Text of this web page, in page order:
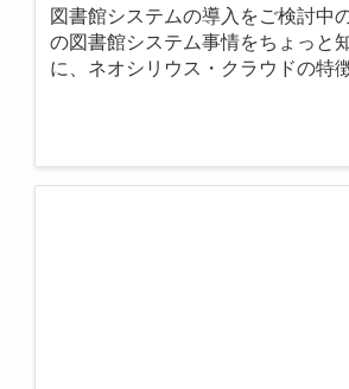
図書館システムの導入をご検討中
の図書館システム事情をちょっと
に、ネオシリウス・クラウドの特